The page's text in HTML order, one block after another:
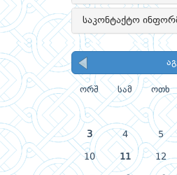
საკონტაქტო
ორშ სამ ოთხ
3 4 5
10 11 12